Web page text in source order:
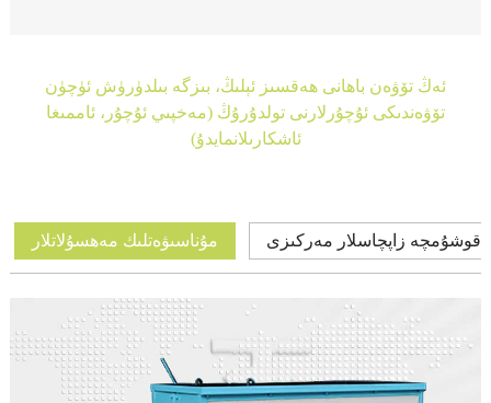
ئەڭ تۆۋەن باھانى ھەقسىز ئېلىڭ، بىزگە بىلدۈرۈش ئۈچۈن
تۆۋەندىكى ئۇچۇرلارنى تولدۇرۇڭ (مەخپىي ئۇچۇر، ئاممىغا
ئاشكارىلانمايدۇ)
مۇناسىۋەتلىك مەھسۇلاتلار قوشۇمچە زاپچاسلار مەركىزى